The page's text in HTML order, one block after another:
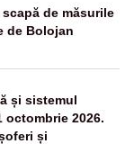
de măsurile
de Bolojan
și sistemul
octombrie 2026.
și